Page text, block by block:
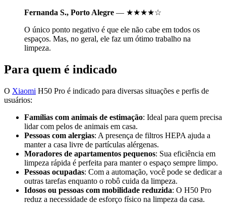
Fernanda S., Porto Alegre — ★★★★☆
O único ponto negativo é que ele não cabe em todos os
espaços. Mas, no geral, ele faz um ótimo trabalho na
limpeza.
Para quem é indicado
O Xiaomi H50 Pro é indicado para diversas situações e perfis de
usuários:
Famílias com animais de estimação: Ideal para quem precisa
lidar com pelos de animais em casa.
Pessoas com alergias: A presença de filtros HEPA ajuda a
manter a casa livre de partículas alérgenas.
Moradores de apartamentos pequenos: Sua eficiência em
limpeza rápida é perfeita para manter o espaço sempre limpo.
Pessoas ocupadas: Com a automação, você pode se dedicar a
outras tarefas enquanto o robô cuida da limpeza.
Idosos ou pessoas com mobilidade reduzida: O H50 Pro
reduz a necessidade de esforço físico na limpeza da casa.